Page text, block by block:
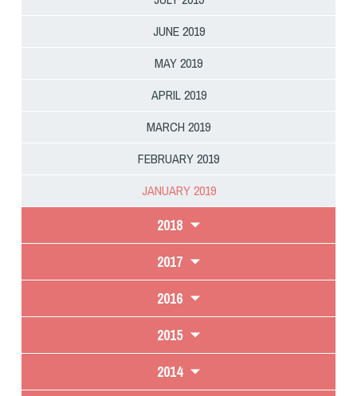
JUNE 2019
MAY 2019
APRIL 2019
MARCH 2019
FEBRUARY 2019
JANUARY 2019
2018
2017
2016
2015
2014